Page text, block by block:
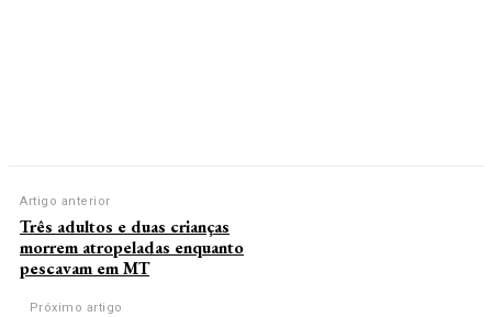
Artigo anterior
Três adultos e duas crianças
morrem atropeladas enquanto
pescavam em MT
Próximo artigo